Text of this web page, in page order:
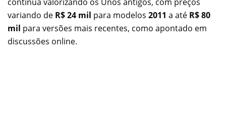
variando de R$ 24 mil para modelos 2011 a até R$ 80
mil para versões mais recentes, como apontado em
discussões online.